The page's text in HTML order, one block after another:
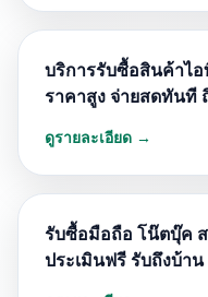
บริการรับซื้อสินค้าไ
ราคาสูง จ่ายสดทันที
ดูรายละเอียด →
รับซื้อมือถือ โน๊ตบุ๊ค
ประเมินฟรี รับถึงบ้าน